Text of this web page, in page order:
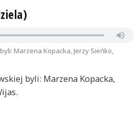
Marzena Kopacka, Jerzy Sieńko,
byli: Marzena Kopacka,